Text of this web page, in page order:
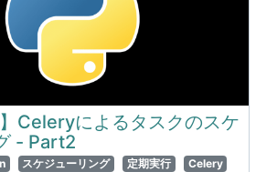
Celeryによるタスクのスケ
- Part2
スケジューリング 定期実行 Celery